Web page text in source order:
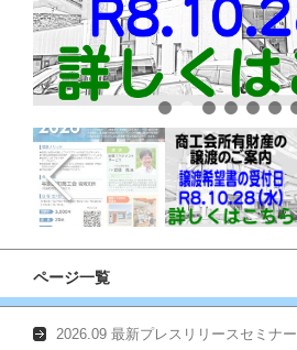
ページ一覧
2026.09 最新プレスリリースセミナー